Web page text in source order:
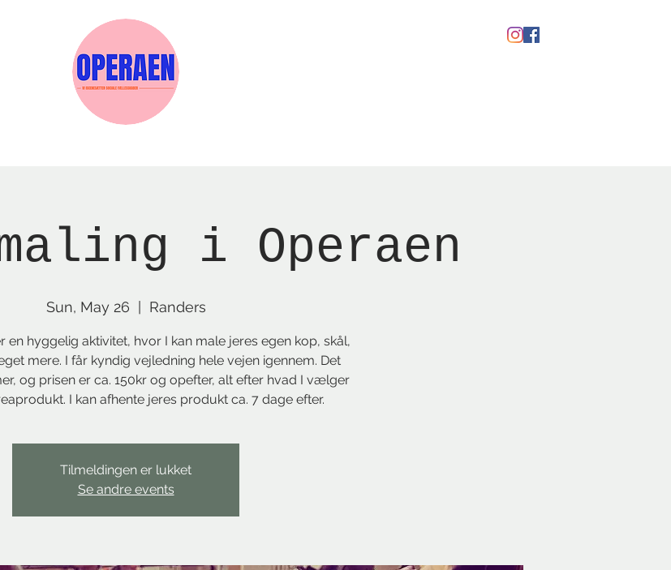
i Operaen
Sun, May 26 Randers
en hyggelig aktivitet, hvor I kan male jeres egen kop, skål,
mere. I får kyndig vejledning hele vejen igennem. Det
og prisen er ca. 150kr og opefter, alt efter hvad I vælger
I kan afhente jeres produkt ca. 7 dage efter.
Tilmeldingen er lukket
Se andre events